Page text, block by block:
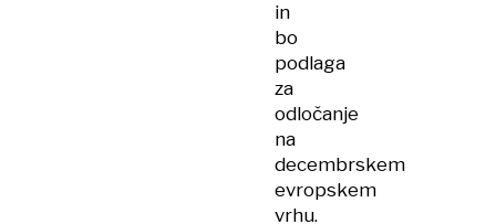
in
bo
podlaga
za
odločanje
na
decembrskem
evropskem
vrhu.